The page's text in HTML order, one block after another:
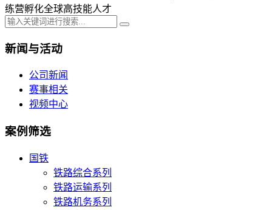
练营孵化全球高技能人才
新闻与活动
公司新闻
赛事相关
视频中心
案例筛选
国铁
铁路综合系列
铁路运输系列
铁路机务系列